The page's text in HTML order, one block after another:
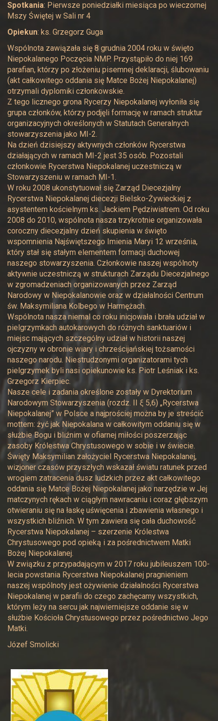
Spotkania: Pierwsze poniedziałki miesiąca po wieczornej
Mszy Świętej w Sali nr 4
Opiekun: ks. Grzegorz Guga
Wspólnota zawiązała się 8 grudnia 2004 roku w święto
Niepokalanego Poczęcia NMP. Przystąpiło do niej 169
parafian, którzy po złożeniu pisemnej deklaracji, ślubowaniu
(akt całkowitego oddania się Matce Bożej Niepokalanej)
otrzymali dyplomiki członkowskie.
Z tego licznego grona Rycerzy Niepokalanej wyłoniła się
grupa członków, którzy podjęli formację w ramach struktur
organizacyjnych określonych w Statutach Generalnych
stowarzyszenia jako MI-2.
Na dzień dzisiejszy aktywnych członków Rycerstwa
działających w ramach MI-2 jest 35 osób. Pozostali
członkowie Rycerstwa Niepokalanej uczestniczą w
Stowarzyszeniu w ramach MI-1.
W roku 2008 ukonstytuował się Zarząd Diecezjalny
Rycerstwa Niepokalanej diecezji Bielsko-Żywieckiej z
asystentem kościelnym ks. Jackiem Pędziwiatrem. Od roku
2008 do 2010, wspólnota nasza trzykrotnie organizowała
coroczny diecezjalny dzień skupienia w święto
wspomnienia Najświętszego Imienia Maryi 12 września,
który stał się stałym elementem formacji duchowej
naszego stowarzyszenia. Członkowie naszej wspólnoty
aktywnie uczestniczą w strukturach Zarządu Diecezjalnego
w zgromadzeniach organizowanych przez Zarząd
Narodowy w Niepokalanowie oraz w działalności Centrum
św. Maksymiliana Kolbego w Harmężach.
Wspólnota nasza niemal co roku inicjowała i brała udział w
pielgrzymkach autokarowych do różnych sanktuariów i
miejsc mających szczególny udział w historii naszej
ojczyzny w obronie wiary i chrześcijańskiej tożsamości
naszego narodu. Niestrudzonymi organizatorami tych
pielgrzymek byli nasi opiekunowie ks. Piotr Leśniak i ks.
Grzegorz Kierpiec.
Nasze cele i zadania określone zostały w Dyrektorium
Narodowym Stowarzyszenia (rozdz. II ξ 5,6) „Rycerstwa
Niepokalanej” w Polsce a najprościej można by je streścić
mottem: żyć jak Niepokalana w całkowitym oddaniu się w
służbie Bogu i bliźnim w ofiarnej miłości poszerzając
zasoby Królestwa Chrystusowego w sobie i w świecie.
Święty Maksymilian założyciel Rycerstwa Niepokalanej,
wizjoner czasów przyszłych wskazał światu ratunek przed
wrogiem zatracenia dusz ludzkich przez akt całkowitego
oddania się Matce Bożej Niepokalanej jako narzędzie w Jej
matczynych rękach w ciągłym nawracaniu i coraz głębszym
otwieraniu się na łaskę uświęcenia i zbawienia własnego i
wszystkich bliźnich. W tym zawiera się cała duchowość
Rycerstwa Niepokalanej – szerzenie Królestwa
Chrystusowego pod opieką i za pośrednictwem Matki
Bożej Niepokalanej.
W związku z przypadającym w 2017 roku jubileuszem 100-
lecia powstania Rycerstwa Niepokalanej pragnieniem
naszej wspólnoty jest ożywienie działalności Rycerstwa
Niepokalanej w parafii do czego zachęcamy wszystkich,
którym leży na sercu jak najwierniejsze oddanie się w
służbie Kościoła Chrystusowego przez pośrednictwo Jego
Matki.
Józef Smolicki